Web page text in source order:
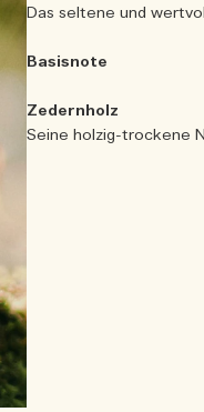
Das seltene und
Basisnote
Zedernholz
Seine holzig-trockene